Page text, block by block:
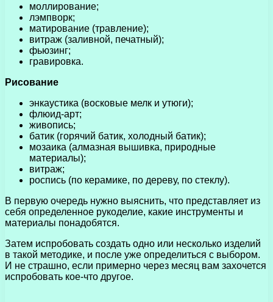
моллирование;
лэмпворк;
матирование (травление);
витраж (заливной, печатный);
фьюзинг;
гравировка.
Рисование
энкаустика (восковые мелк и утюги);
флюид-арт;
живопись;
батик (горячий батик, холодный батик);
мозаика (алмазная вышивка, природные
материалы);
витраж;
роспись (по керамике, по дереву, по стеклу).
В первую очередь нужно выяснить, что представляет из
себя определенное рукоделие, какие инструменты и
материалы понадобятся.
Затем испробовать создать одно или несколько изделий
в такой методике, и после уже определиться с выбором.
И не страшно, если примерно через месяц вам захочется
испробовать кое-что другое.